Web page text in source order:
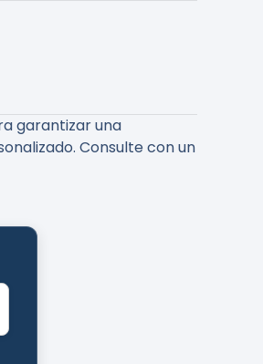
garantizar una
Consulte con un